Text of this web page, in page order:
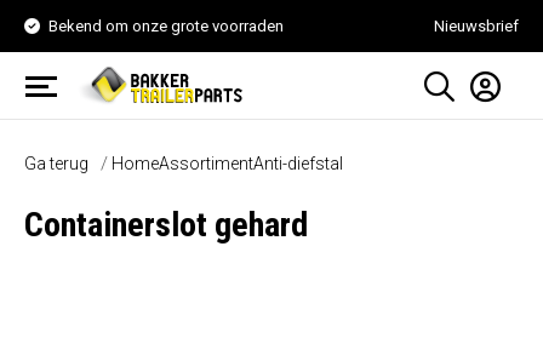
Bekend om onze grote voorraden Nieuwsbrief
Ga terug HomeAssortimentAnti-diefstal
Containerslot gehard